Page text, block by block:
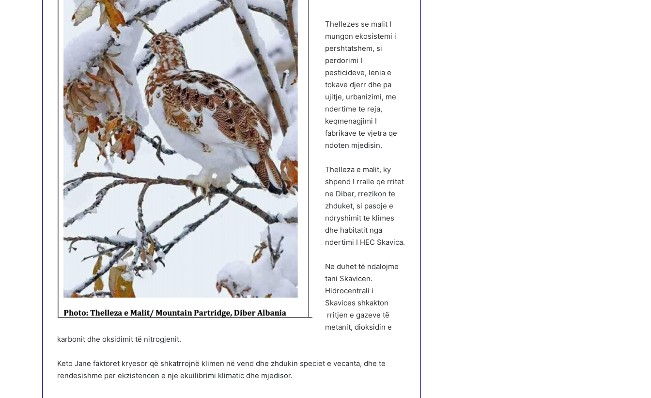
Thellezes se malit I
mungon ekosistemi i
pershtatshem, si
perdorimi I
pesticideve, lenia e
tokave djerr dhe pa
ujitje, urbanizimi, me
ndertime te reja,
keqmenagjimi I
fabrikave te vjetra qe
ndoten mjedisin.
Thelleza e malit, ky
shpend I rralle qe rritet
ne Diber, rrezikon te
zhduket, si pasoje e
ndryshimit te klimes
dhe habitatit nga
ndertimi I HEC Skavica.
Ne duhet të ndalojme
tani Skavicen.
Hidrocentrali i
Skavices shkakton
rritjen e gazeve të
metanit, dioksidin e
karbonit dhe oksidimit të nitrogjenit.
Keto Jane faktoret kryesor që shkatrrojnë klimen në vend dhe zhdukin speciet e vecanta, dhe te
rendesishme per ekzistencen e nje ekuilibrimi klimatic dhe mjedisor.